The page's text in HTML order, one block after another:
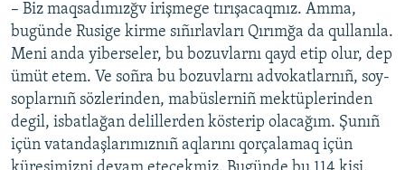
– Biz maqsadımızğv irişmege tırışacaqmız. Amma,
bugünde Rusige kirme sıñırlavları Qırımğa da qullanıla.
Meni anda yiberseler, bu bozuvlarnı qayd etip olur, dep
ümüt etem. Ve soñra bu bozuvlarnı advokatlarnıñ, soy-
soplarnıñ sözlerinden, mabüslerniñ mektüplerinden
degil, isbatlağan delillerden kösterip olacağım. Şunıñ
içün vatandaşlarımıznıñ aqlarını qorçalamaq içün